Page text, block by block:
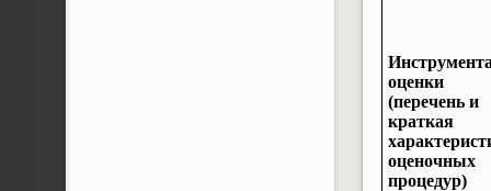
оценки
(перечень и
краткая
оценочных
процедур)